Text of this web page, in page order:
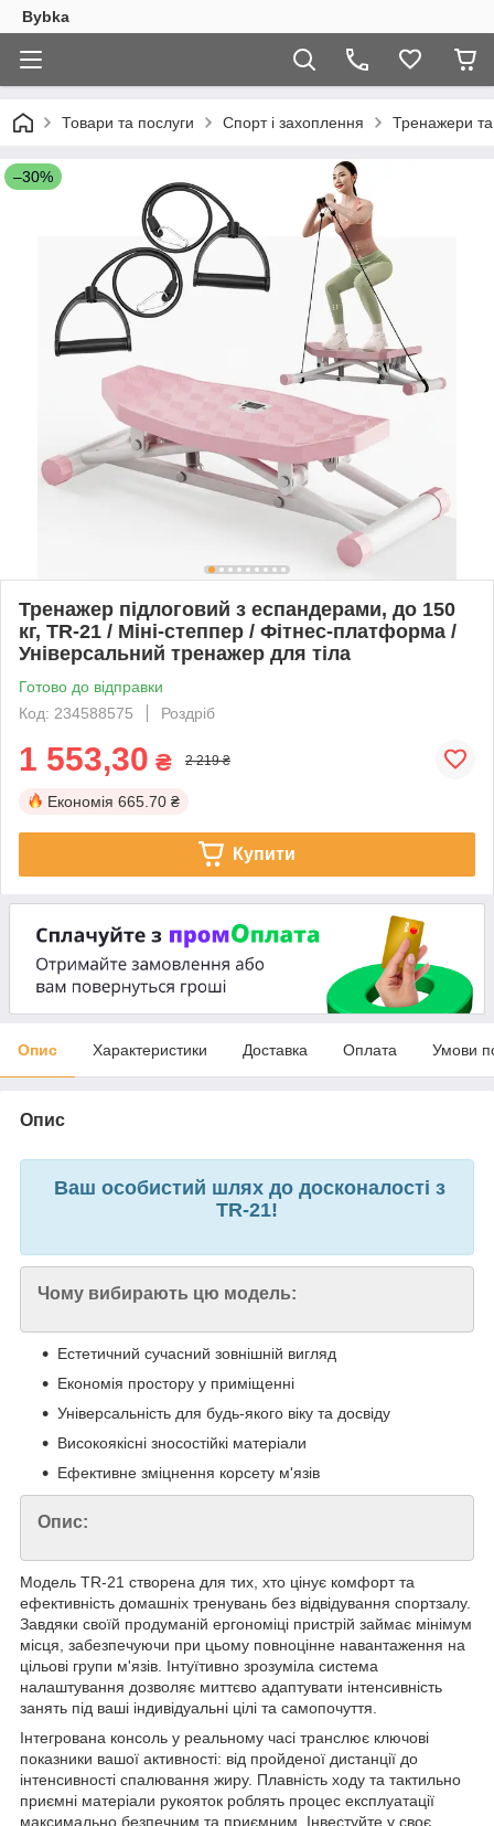
Bybka
Товари та послуги Спорт і захоплення Тренажери
–30%
Тренажер підлоговий з еспандерами, до 150
кг, TR-21 / Міні-степпер / Фітнес-платформа /
Універсальний тренажер для тіла
Готово до відправки
Код: 234588575
Роздріб
1 553,30 ₴ 2 219 ₴
Економія 665.70 ₴
Купити
Опис Характеристики Доставка Оплата Умови
Опис
Ваш особистий шлях до досконалості з
TR-21!
Чому вибирають цю модель:
Естетичний сучасний зовнішній вигляд
Економія простору у приміщенні
Універсальність для будь-якого віку та досвіду
Високоякісні зносостійкі матеріали
Ефективне зміцнення корсету м'язів
Опис:
Модель TR-21 створена для тих, хто цінує комфорт та
ефективність домашніх тренувань без відвідування спортзалу.
Завдяки своїй продуманій ергономіці пристрій займає мінімум
місця, забезпечуючи при цьому повноцінне навантаження на
цільові групи м'язів. Інтуїтивно зрозуміла система
налаштування дозволяє миттєво адаптувати інтенсивність
занять під ваші індивідуальні цілі та самопочуття.
Інтегрована консоль у реальному часі транслює ключові
показники вашої активності: від пройденої дистанції до
інтенсивності спалювання жиру. Плавність ходу та тактильно
приємні матеріали рукояток роблять процес експлуатації
максимально безпечним та приємним. Інвестуйте у своє